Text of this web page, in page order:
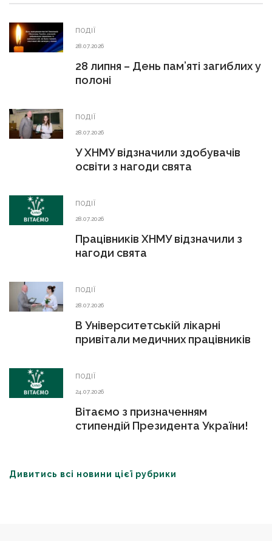
ПОДІЇ
28.07.2026
28 липня – День пам’яті загиблих у
полоні
ПОДІЇ
28.07.2026
У ХНМУ відзначили здобувачів
освіти з нагоди свята
ПОДІЇ
28.07.2026
Працівників ХНМУ відзначили з
нагоди свята
ПОДІЇ
28.07.2026
В Університетській лікарні
привітали медичних працівників
ПОДІЇ
24.07.2026
Вітаємо з призначенням
стипендій Президента України!
Дивитись всі новини цієї рубрики